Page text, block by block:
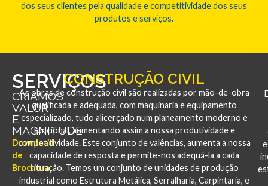
dos seus clientes pela qualidade e competitividade dos seus
produtos e serviços.
SERVIÇOS
CRIAMOS
VALOR
E
MAGNITUDE
Download
de
Brochura
CONSTRUÇÃO CIVIL
As obras de construção civil são realizadas por mão-de-obra
qualificada e adequada, com maquinaria e equipamento
especializado, tudo alicerçado num planeamento moderno e
funcional, aumentando assim a nossa produtividade e
competitividade. Este conjunto de valências, aumenta a nossa
capacidade de resposta e permite-nos adequá-la a cada
situação. Temos um conjunto de unidades de produção
industrial como Estrutura Metálica, Serralharia, Carpintaria, e